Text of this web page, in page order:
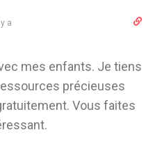
a
mes enfants. Je tiens
précieuses
Vous faites